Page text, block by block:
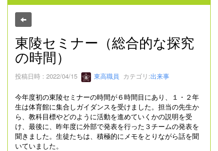
東陵セミナー（総合的な探究
の時間）
投稿日時 : 2022/04/15 東高職員 カテゴリ:出来事
今年度初の東陵セミナーの時間が６時間目にあり、１・２年
生は体育館に集合しガイダンスを受けました。担当の先生か
ら、教科目標やどのように活動を進めていくかの説明を受
け、最後に、昨年度に外部で発表を行った３チームの発表を
聞きました。生徒たちは、積極的にメモをとりながら話を聞
いていました。